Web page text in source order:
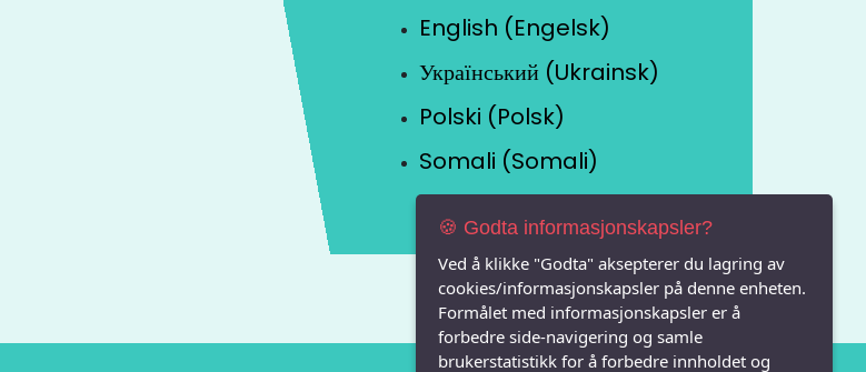
English (Engelsk)
Український (Ukrainsk)
Polski (Polsk)
Somali (Somali)
🍪 Godta informasjonskapsler?
Ved å klikke "Godta" aksepterer du lagring av
cookies/informasjonskapsler på denne enheten.
Formålet med informasjonskapsler er å
forbedre side-navigering og samle
brukerstatistikk for å forbedre innholdet og